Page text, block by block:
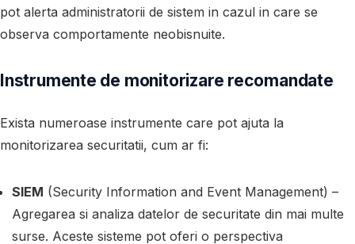
pot alerta administratorii de sistem in cazul in care se
observa comportamente neobisnuite.
Instrumente de monitorizare recomandate
Exista numeroase instrumente care pot ajuta la
monitorizarea securitatii, cum ar fi:
SIEM (Security Information and Event Management) –
Agregarea si analiza datelor de securitate din mai multe
surse. Aceste sisteme pot oferi o perspectiva